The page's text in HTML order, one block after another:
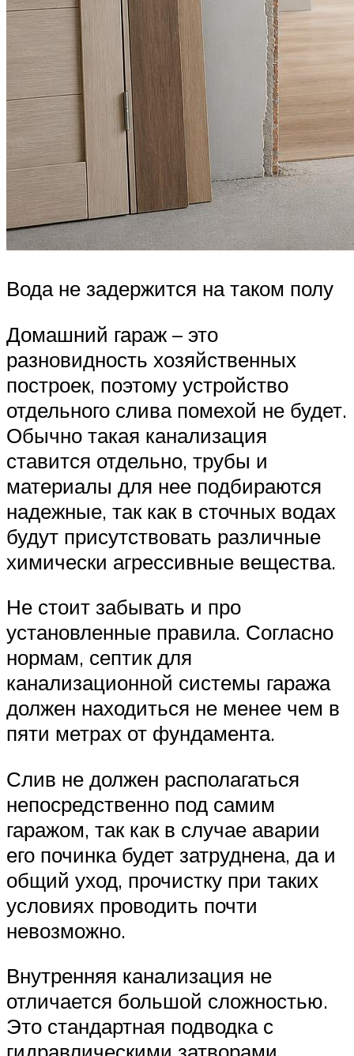
Вода не задержится на таком полу
Домашний гараж – это
разновидность хозяйственных
построек, поэтому устройство
отдельного слива помехой не будет.
Обычно такая канализация
ставится отдельно, трубы и
материалы для нее подбираются
надежные, так как в сточных водах
будут присутствовать различные
химически агрессивные вещества.
Не стоит забывать и про
установленные правила. Согласно
нормам, септик для
канализационной системы гаража
должен находиться не менее чем в
пяти метрах от фундамента.
Слив не должен располагаться
непосредственно под самим
гаражом, так как в случае аварии
его починка будет затруднена, да и
общий уход, прочистку при таких
условиях проводить почти
невозможно.
Внутренняя канализация не
отличается большой сложностью.
Это стандартная подводка с